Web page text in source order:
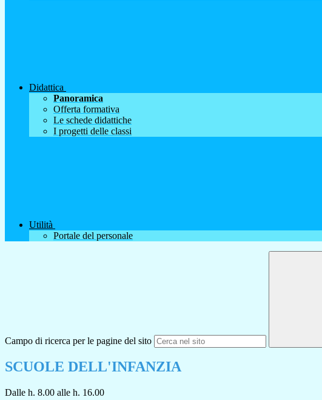
Didattica
Panoramica
Offerta formativa
Le schede didattiche
I progetti delle classi
Utilità
Portale del personale
Campo di ricerca per le pagine del sito
SCUOLE DELL'INFANZIA
Dalle h. 8.00 alle h. 16.00